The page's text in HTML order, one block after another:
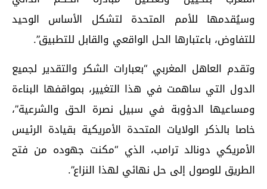
وسيُقدمها للأمم المتحدة لتشكل الأساس الوحيد
للتفاوض، باعتبارها الحل الواقعي والقابل للتطبيق”.
وتقدم العاهل المغربي “بعبارات الشكر والتقدير لجميع
الدول التي ساهمت في هذا التغيير، بمواقفها البناءة
ومساعيها الدؤوبة في سبيل نصرة الحق والشرعية”،
خاصا بالذكر الولايات المتحدة الأمريكية بقيادة الرئيس
الأمريكي دونالد ترامب، الذي “مكنت جهوده من فتح
الطريق للوصول إلى حل نهائي لهذا النزاع”.